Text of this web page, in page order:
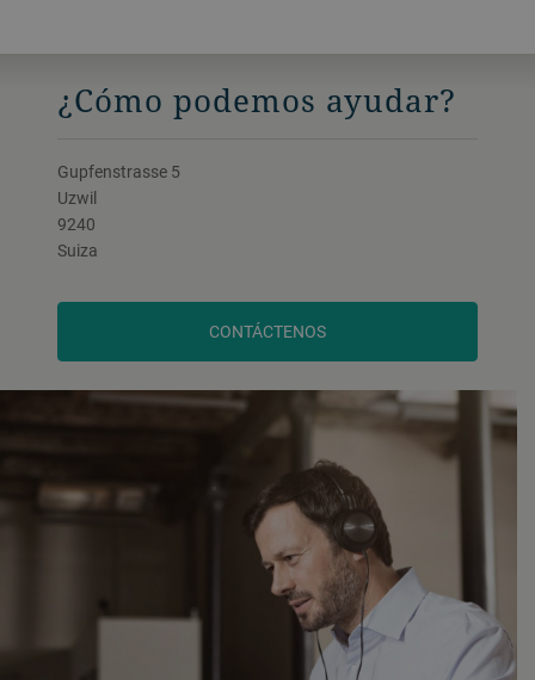
¿Cómo podemos ayudar?
Gupfenstrasse 5
Uzwil
9240
Suiza
CONTÁCTENOS